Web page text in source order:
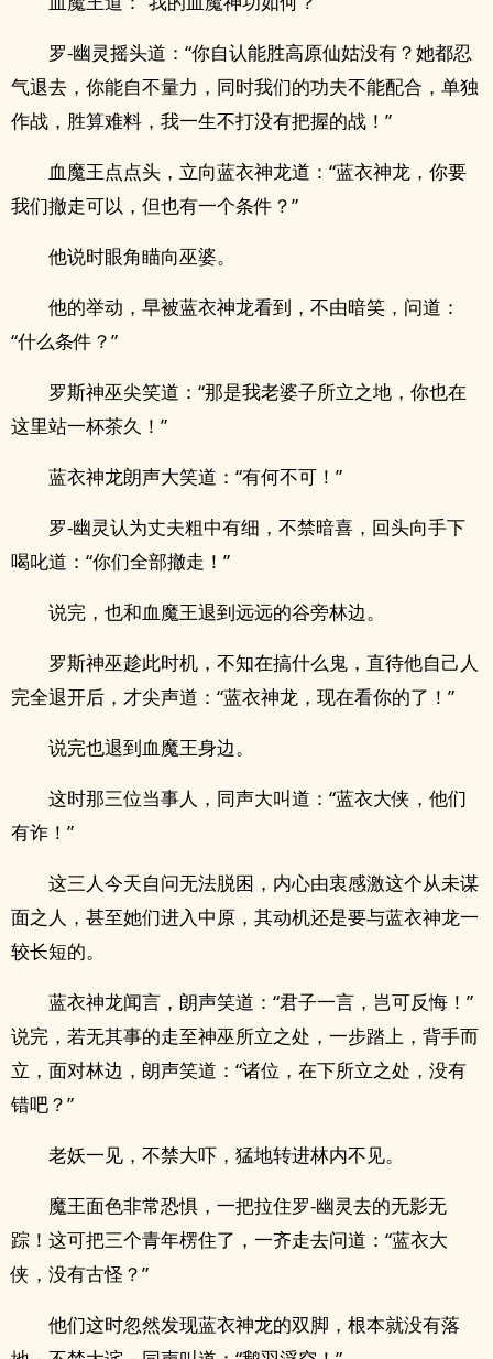
罗-幽灵摇头道：“你自认能胜高原仙姑没有？她都忍
气退去，你能自不量力，同时我们的功夫不能配合，单独
作战，胜算难料，我一生不打没有把握的战！”
血魔王点点头，立向蓝衣神龙道：“蓝衣神龙，你要
我们撤走可以，但也有一个条件？”
他说时眼角瞄向巫婆。
他的举动，早被蓝衣神龙看到，不由暗笑，问道：
“什么条件？”
罗斯神巫尖笑道：“那是我老婆子所立之地，你也在
这里站一杯茶久！”
蓝衣神龙朗声大笑道：“有何不可！”
罗-幽灵认为丈夫粗中有细，不禁暗喜，回头向手下
喝叱道：“你们全部撤走！”
说完，也和血魔王退到远远的谷旁林边。
罗斯神巫趁此时机，不知在搞什么鬼，直待他自己人
完全退开后，才尖声道：“蓝衣神龙，现在看你的了！”
说完也退到血魔王身边。
这时那三位当事人，同声大叫道：“蓝衣大侠，他们
有诈！”
这三人今天自问无法脱困，内心由衷感激这个从未谋
面之人，甚至她们进入中原，其动机还是要与蓝衣神龙一
较长短的。
蓝衣神龙闻言，朗声笑道：“君子一言，岂可反悔！”
说完，若无其事的走至神巫所立之处，一步踏上，背手而
立，面对林边，朗声笑道：“诸位，在下所立之处，没有
错吧？”
老妖一见，不禁大吓，猛地转进林内不见。
魔王面色非常恐惧，一把拉住罗-幽灵去的无影无
踪！这可把三个青年楞住了，一齐走去问道：“蓝衣大
侠，没有古怪？”
他们这时忽然发现蓝衣神龙的双脚，根本就没有落